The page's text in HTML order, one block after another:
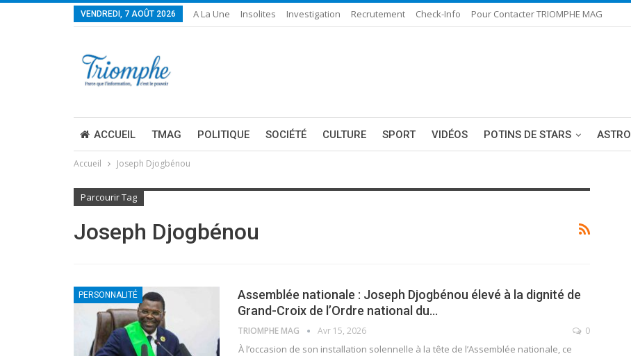
VENDREDI, 7 AOÛT 2026 A La Une Insolites Investigation Recrutement Check-Info Pour Contacter TRIOMPHE MAG
ACCUEIL TMAG POLITIQUE SOCIÉTÉ CULTURE SPORT VIDÉOS POTINS DE STARS ASTRO
Accueil Joseph Djogbénou
Parcourir Tag
Joseph Djogbénou
PERSONNALITÉ
Assemblée nationale : Joseph Djogbénou élevé à la dignité de
Grand-Croix de l’Ordre national du…
TRIOMPHE MAG Avr 15, 2026 0
À l’occasion de son installation solennelle à la tête de l’Assemblée nationale, ce